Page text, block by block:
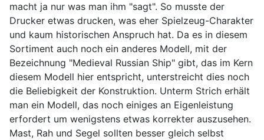
macht ja nur was man ihm "sagt". So musste der
Drucker etwas drucken, was eher Spielzeug-Charakter
und kaum historischen Anspruch hat. Da es in diesem
Sortiment auch noch ein anderes Modell, mit der
Bezeichnung "Medieval Russian Ship" gibt, das im Kern
diesem Modell hier entspricht, unterstreicht dies noch
die Beliebigkeit der Konstruktion. Unterm Strich erhält
man ein Modell, das noch einiges an Eigenleistung
erfordert um wenigstens etwas korrekter auszusehen.
Mast, Rah und Segel sollten besser gleich selbst